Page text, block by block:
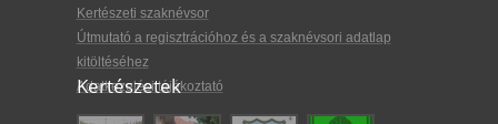
Kertészeti szaknévsor
Útmutató a regisztrációhoz és a szaknévsori adatlap
kitöltéséhez
Adatkezelési tájékoztató
Kertészetek